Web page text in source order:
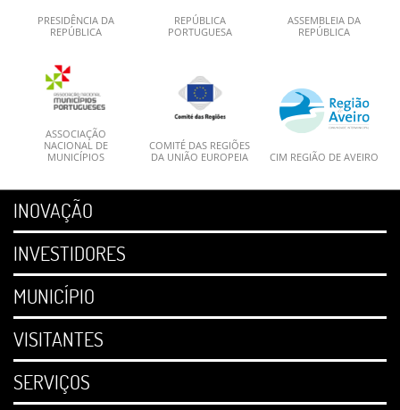
PRESIDÊNCIA DA
REPÚBLICA
REPÚBLICA
PORTUGUESA
ASSEMBLEIA DA
REPÚBLICA
ASSOCIAÇÃO
NACIONAL DE
MUNICÍPIOS
COMITÉ DAS REGIÕES
DA UNIÃO EUROPEIA
CIM REGIÃO DE AVEIRO
INOVAÇÃO
INVESTIDORES
MUNICÍPIO
VISITANTES
SERVIÇOS